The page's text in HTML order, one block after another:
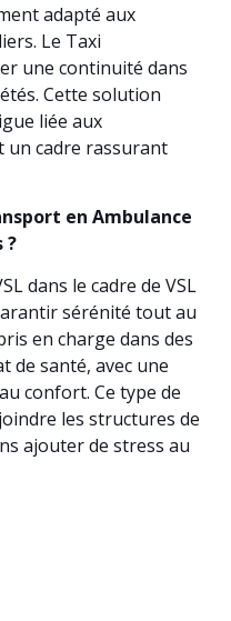
adapté aux
Le Taxi
une continuité dans
Cette solution
liée aux
un cadre rassurant
en Ambulance
?
dans le cadre de VSL
sérénité tout au
en charge dans des
de santé, avec une
confort. Ce type de
les structures de
ajouter de stress au